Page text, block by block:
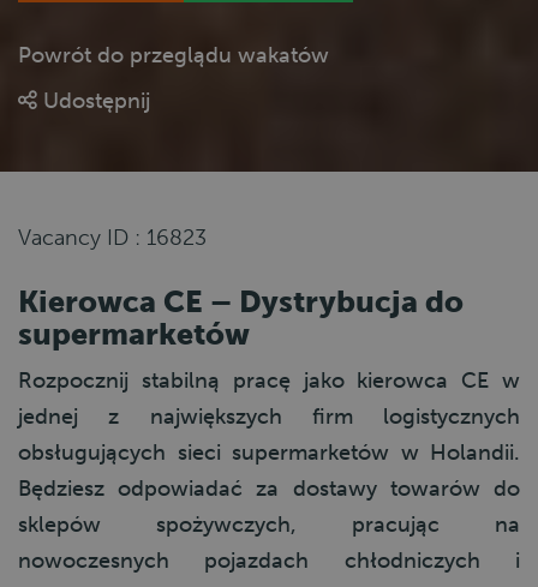
Powrót do przeglądu wakatów
Udostępnij
Vacancy ID : 16823
Kierowca CE – Dystrybucja do
supermarketów
Rozpocznij stabilną pracę jako kierowca CE w
jednej z największych firm logistycznych
obsługujących sieci supermarketów w Holandii.
Będziesz odpowiadać za dostawy towarów do
sklepów spożywczych, pracując na
nowoczesnych pojazdach chłodniczych i